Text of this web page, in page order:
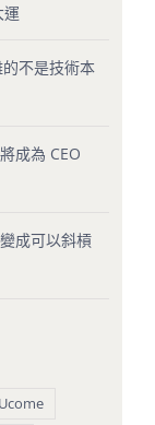
的不是技術本
成為 CEO
成可以斜槓
Ucome